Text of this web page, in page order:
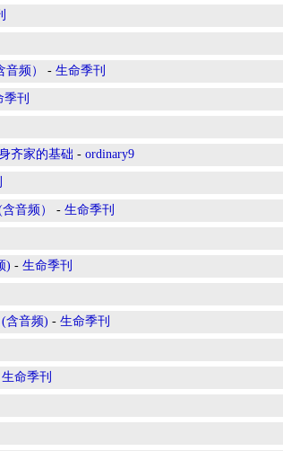
频） - 生命季刊
季刊
齐家的基础 - ordinary9
音频） - 生命季刊
) - 生命季刊
含音频) - 生命季刊
生命季刊